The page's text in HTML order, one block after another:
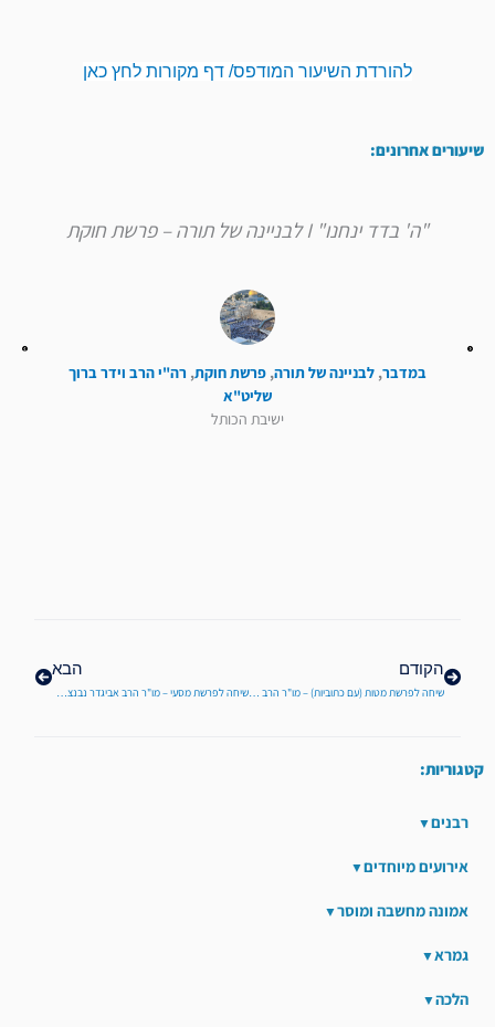
להורדת השיעור המודפס/ דף מקורות לחץ כאן
שיעורים אחרונים:
"ה' בדד ינחנו" I לבניינה של תורה – פרשת חוקת
במדבר, לבניינה של תורה, פרשת חוקת, רה"י הרב וידר ברוך
שליט"א
ישיבת הכותל
הקודם
שיחה לפרשת מטות (עם כתוביות) – מו"ר הרב אביגדר נבנצל שליט"א
הבא
שיחה לפרשת מסעי – מו"ר הרב אביגדר נבנצל שליט"א
קטגוריות:
רבנים
אירועים מיוחדים
אמונה מחשבה ומוסר
גמרא
הלכה